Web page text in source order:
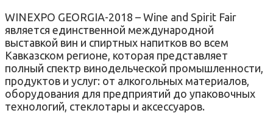
WINEXPO GEORGIA-2018 – Wine and Spirit Fair
является единственной международной
выставкой вин и спиртных напитков во всем
Кавказском регионе, которая представляет
полный спектр винодельческой промышленности,
продуктов и услуг: от алкогольных материалов,
оборудования для предприятий до упаковочных
технологий, стеклотары и аксессуаров.